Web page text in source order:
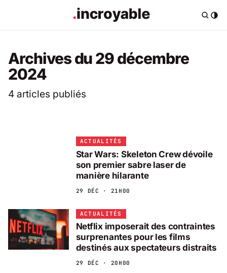
Archives du 29 décembre
2024
4 articles publiés
ACTUALITÉS
Star Wars: Skeleton Crew dévoile
son premier sabre laser de
manière hilarante
29 DÉC · 21H00
ACTUALITÉS
Netflix imposerait des contraintes
surprenantes pour les films
destinés aux spectateurs distraits
29 DÉC · 20H00